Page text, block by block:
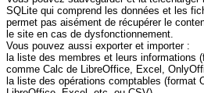
SQLite qui comprend les données et les
permet pas aisément de récupérer le
le site en cas de dysfonctionnement.
Vous pouvez aussi exporter et importer :
la liste des membres et leurs informations
comme Calc de LibreOffice, Excel,
la liste des opérations comptables (format